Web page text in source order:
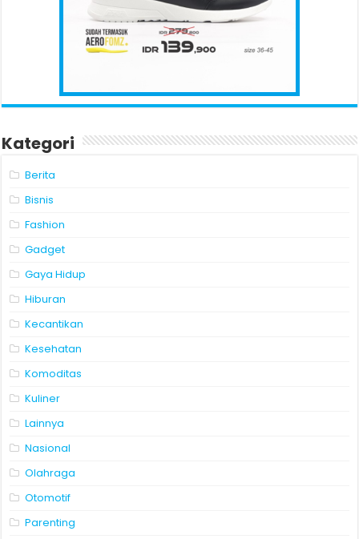
Kategori
Berita
Bisnis
Fashion
Gadget
Gaya Hidup
Hiburan
Kecantikan
Kesehatan
Komoditas
Kuliner
Lainnya
Nasional
Olahraga
Otomotif
Parenting